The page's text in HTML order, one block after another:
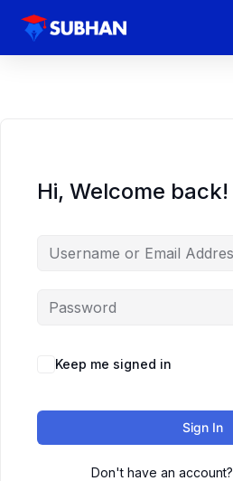
Hi, Welcome back!
Keep me signed in
Sign In
Don't have an account?